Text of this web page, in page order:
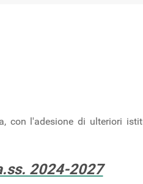
con l'adesione di ulteriori
2024-2027